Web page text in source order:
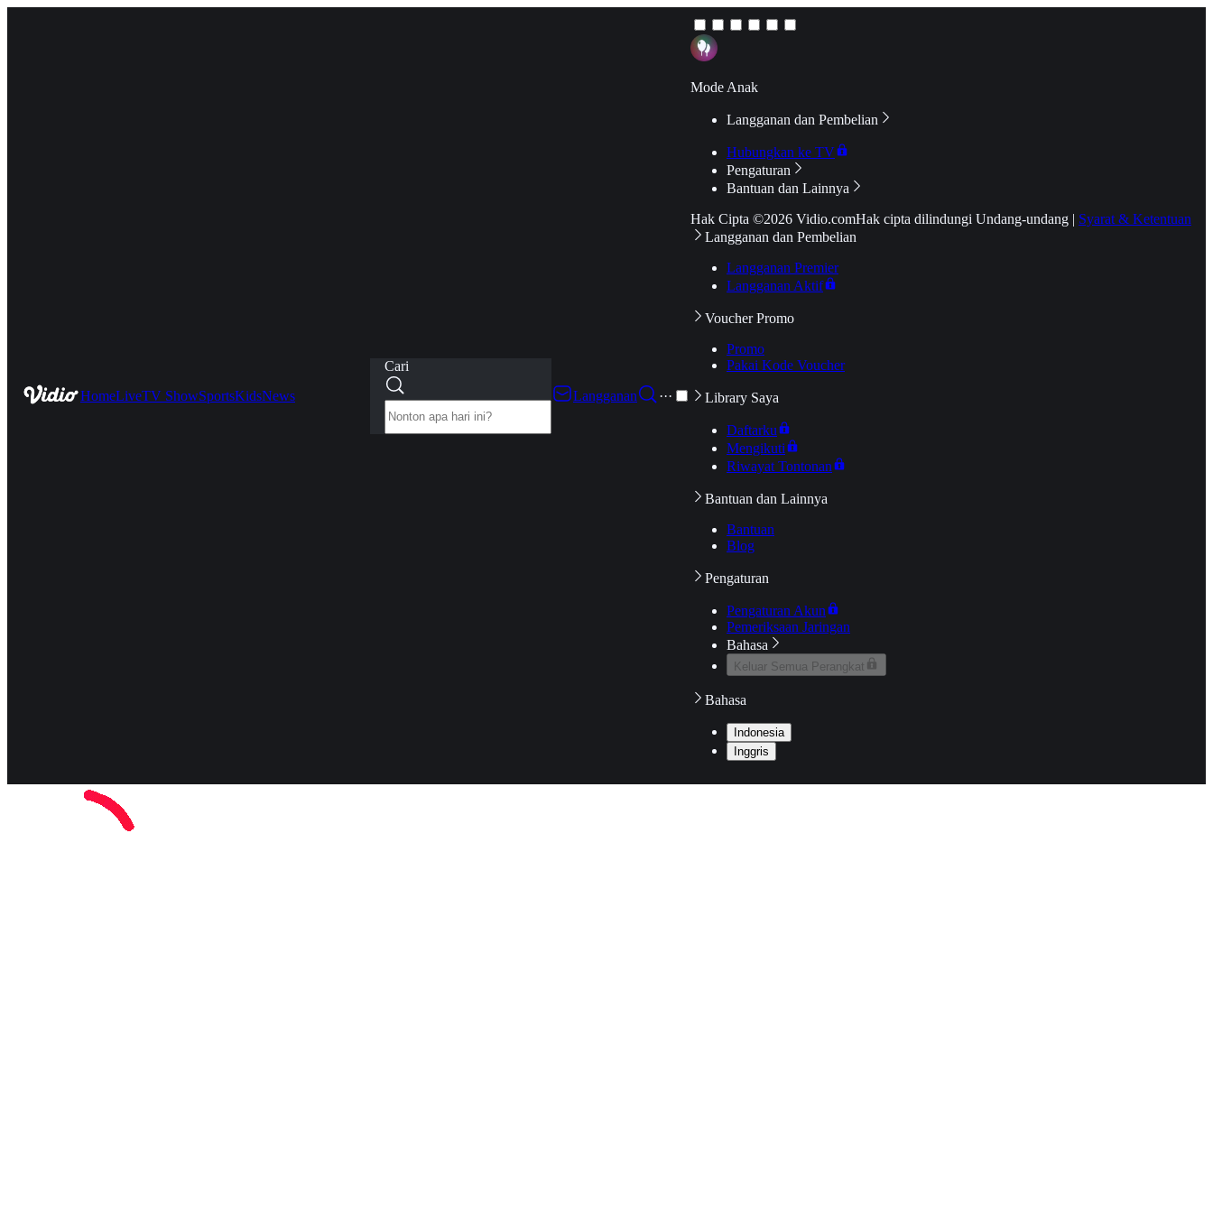
HomeLiveTV ShowSportsKidsNews
Cari
Langganan
···
Mode Anak
Langganan dan Pembelian
Hubungkan ke TV
Pengaturan
Bantuan dan Lainnya
Hak Cipta ©2026 Vidio.comHak cipta dilindungi Undang-undang | Syarat & Ketentuan
Langganan dan Pembelian
Langganan Premier
Langganan Aktif
Voucher Promo
Promo
Pakai Kode Voucher
Library Saya
Daftarku
Mengikuti
Riwayat Tontonan
Bantuan dan Lainnya
Bantuan
Blog
Pengaturan
Pengaturan Akun
Pemeriksaan Jaringan
Bahasa
Keluar Semua Perangkat
Bahasa
Indonesia
Inggris